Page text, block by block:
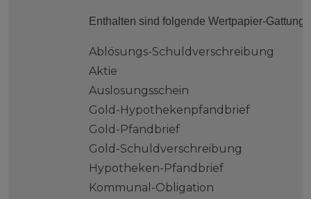
Enthalten sind folgende Wertpapier-
Ablösungs-Schuldverschreibung
Aktie
Auslosungsschein
Gold-Hypothekenpfandbrief
Gold-Pfandbrief
Gold-Schuldverschreibung
Hypotheken-Pfandbrief
Kommunal-Obligation